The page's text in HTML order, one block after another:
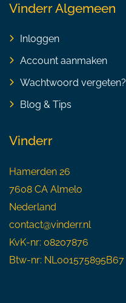
Vinderr Algemeen
Inloggen
Account aanmaken
Wachtwoord vergeten?
Blog & Tips
Vinderr
Hamerden 26
7608 CA Almelo
Nederland
contact@vinderr.nl
KvK-nr: 08207876
Btw-nr: NL001575895B67